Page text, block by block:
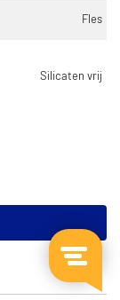
Fles
Silicaten vrij